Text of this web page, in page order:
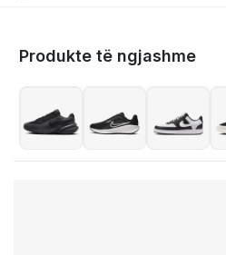
Produkte të ngjashme